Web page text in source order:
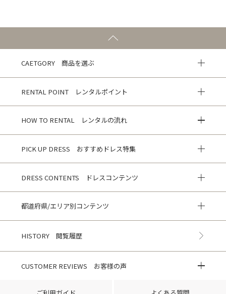
CAETGORY 商品を選ぶ
RENTAL POINT レンタルポイント
HOW TO RENTAL レンタルの流れ
PICK UP DRESS おすすめドレス特集
DRESS CONTENTS ドレスコンテンツ
都道府県/エリア別コンテンツ
HISTORY 閲覧履歴
CUSTOMER REVIEWS お客様の声